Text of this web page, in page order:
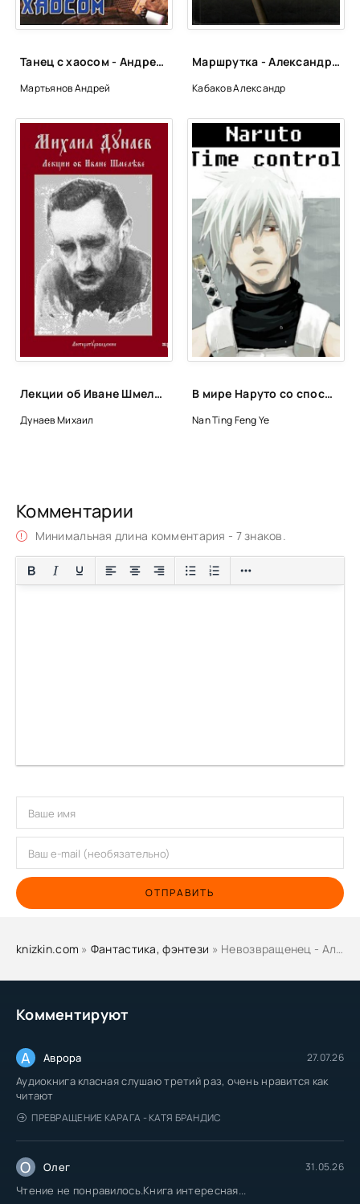
Комментируют
А Аврора 27.07.26
Аудиокнига класная слушаю третий раз, очень нравится как
читают
ПРЕВРАЩЕНИЕ КАРАГА - КАТЯ БРАНДИС
О Олег 31.05.26
Чтение не понравилось.Книга интересная...
Танец с хаосом - Андрей Мартьянов
Мартьянов Андрей
Маршрутка - Александр Кабаков
Кабаков Александр
Лекции об Иване Шмелеве - Михаил Дунаев
Дунаев Михаил
В мире Наруто со способностью контролировать время Том 12-13 - Ye Nan Ting Feng
Nan Ting Feng Ye
Комментарии
Минимальная длина комментария - 7 знаков.
ОТПРАВИТЬ
knizkin.com » Фантастика, фэнтези » Невозвращенец - Александр Кабаков